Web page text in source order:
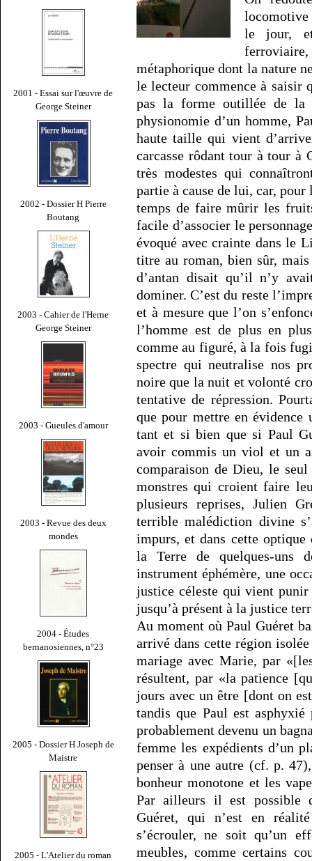
2001 - Essai sur l'œuvre de
George Steiner
2002 - Dossier H Pierre
Boutang
2003 - Cahier de l'Herne
George Steiner
2003 - Gueules d'amour
2003 - Revue des deux
mondes
2004 - Études
bernanosiennes, n°23
2005 - Dossier H Joseph de
Maistre
2005 - L'Atelier du roman
le jour,
métaphorique dont la nature
le lecteur commence à saisir
pas la forme outillée de la
physionomie d’un homme,
haute taille qui vient
carcasse rôdant tour à tour à
très modestes qui
partie à cause de lui, car,
temps de faire mûrir les
facile d’associer le
évoqué avec crainte dans le
titre au roman, bien sûr,
d’antan disait qu’il n’y
dominer. C’est du reste
et à mesure que l’on
l’homme est de plus en
comme au figuré, à la fois
spectre qui neutralise nos
noire que la nuit et volonté
tentative de répression.
que pour mettre en évidence
tant et si bien que si Paul
avoir commis un viol et un
comparaison de Dieu, le
monstres qui croient faire
plusieurs reprises, Julien
terrible malédiction divine
impurs, et dans cette optique
la Terre de quelques-uns
instrument éphémère, une
justice céleste qui vient
jusqu’à présent à la justice
Au moment où Paul Guéret
arrivé dans cette région
mariage avec Marie, par
résultent, par «la patience
jours avec un être [dont on
tandis que Paul est
probablement devenu un
femme les expédients d’un
penser à une autre (cf. p.
bonheur monotone et les
Par ailleurs il est possible
Guéret, qui n’est en
s’écrouler, ne soit qu’un
meubles, comme certains